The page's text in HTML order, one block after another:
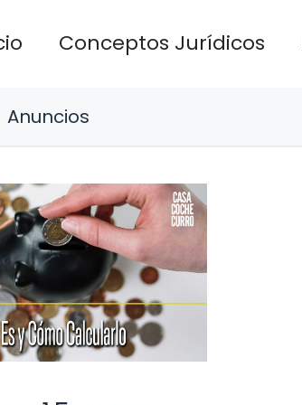
Conceptos Jurídicos
Anuncios